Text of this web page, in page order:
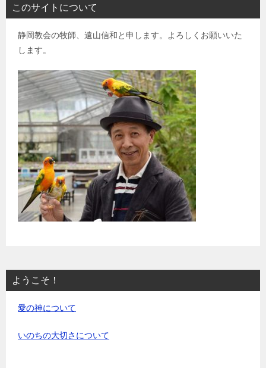
このサイトについて
静岡教会の牧師、遠山信和と申します。よろしくお願いいた
します。
ようこそ！
愛の神について
いのちの大切さについて